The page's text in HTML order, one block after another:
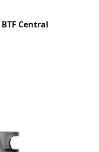
BTF Central